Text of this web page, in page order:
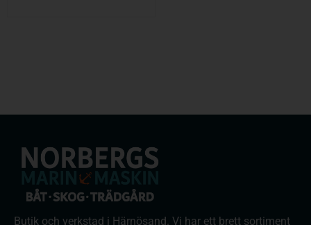
Butik och verkstad i Härnösand. Vi har ett brett sortiment